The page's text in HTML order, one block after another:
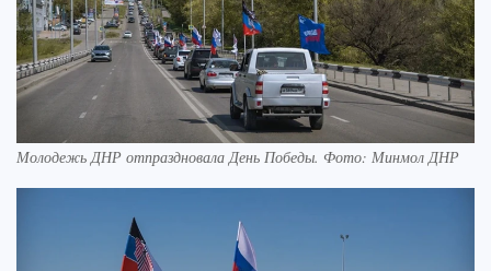
Молодежь ДНР отпраздновала День Победы. Фото: Минмол ДНР